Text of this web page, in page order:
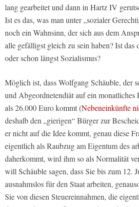
lang gearbeitet und dann in Hartz IV
Ist es das, was man unter „sozialer
noch ein Wahnsinn, der sich aus dem
alle gefälligst gleich zu sein haben? Ist das
oder schon längst Sozialismus?
Möglich ist, dass Wolfgang Schäuble, der
und Abgeordnetendiät auf ein monatliches
als 26.000 Euro kommt (Nebeneinkünfte
deshalb den „gierigen“ Bürger zur
er nicht auf die Idee kommt, genau diese
eigentlich als Raubzug am Eigentum des
daherkommt, wird ihm so als Normalität
will Schäuble sagen, dass Sie bis zum 12.
ausnahmslos für den Staat arbeiten,
Sie von diesen Steuereinnahmen, die